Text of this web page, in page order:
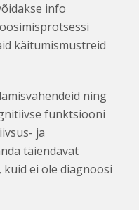
info
käitumismustreid
ning
funktsiooni
ja
täiendavat
ei ole diagnoosi